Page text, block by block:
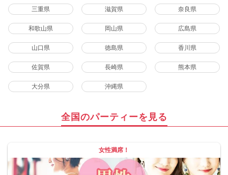
三重県 滋賀県 奈良県
和歌山県 岡山県 広島県
山口県 徳島県 香川県
佐賀県 長崎県 熊本県
大分県 沖縄県
全国のパーティーを見る
女性満席！